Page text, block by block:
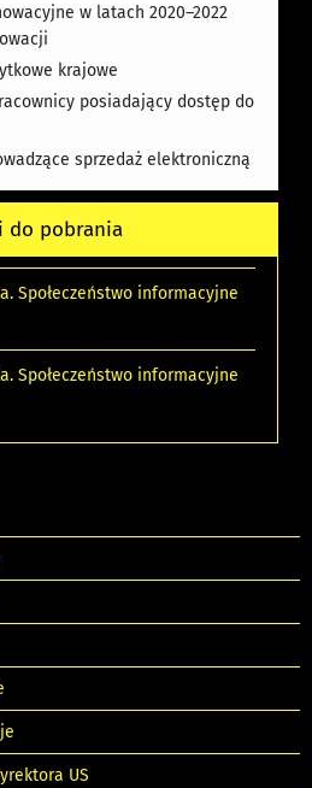
w latach 2020–2022
krajowe
posiadający dostęp do
sprzedaż elektroniczną
do pobrania
Społeczeństwo informacyjne
Społeczeństwo informacyjne
US